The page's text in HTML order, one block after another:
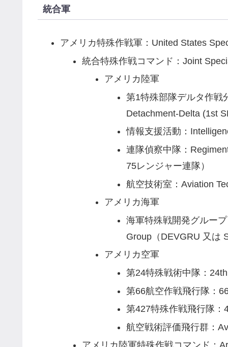
統合軍
アメリカ特殊作戦軍：United States
統合特殊作戦コマンド：Joint
アメリカ陸軍
第1特殊部隊デルタ作戦
Detachment-Delta (1st
情報支援活動：
連隊偵察中隊：
75レンジャー連隊）
航空技術室：Aviation
アメリカ海軍
海軍特殊戦開発グルー
Group（DEVGRU 又は
アメリカ空軍
第24特殊戦術中隊：
第66航空作戦飛行隊：
第427特殊作戦飛行隊
航空戦術評価飛行群：